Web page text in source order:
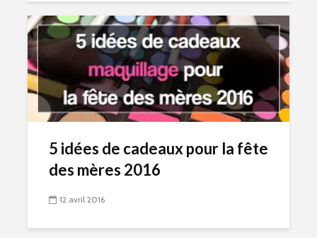
5 idées de cadeaux pour la fête
des mères 2016
12 avril 2016